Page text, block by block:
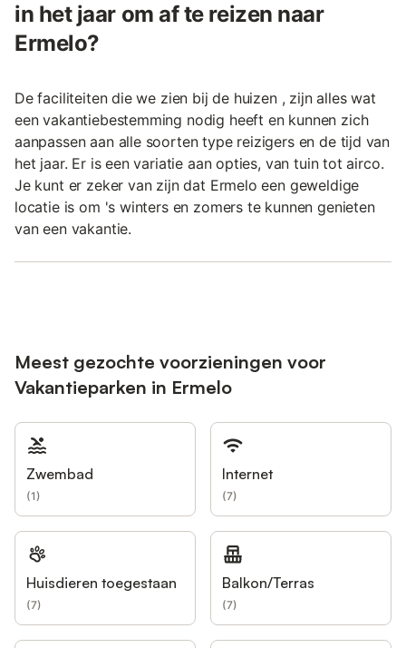
in het jaar om af te reizen naar
Ermelo?
De faciliteiten die we zien bij de huizen , zijn alles wat
een vakantiebestemming nodig heeft en kunnen zich
aanpassen aan alle soorten type reizigers en de tijd van
het jaar. Er is een variatie aan opties, van tuin tot airco.
Je kunt er zeker van zijn dat Ermelo een geweldige
locatie is om 's winters en zomers te kunnen genieten
van een vakantie.
Meest gezochte voorzieningen voor
Vakantieparken in Ermelo
Zwembad
(1)
Internet
(7)
Huisdieren toegestaan
(7)
Balkon/Terras
(7)